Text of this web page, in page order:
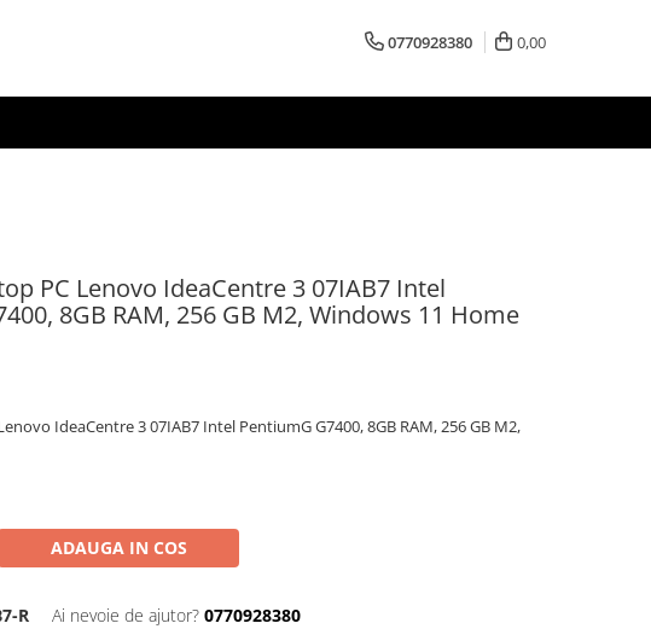
0770928380 0,00
PC Lenovo IdeaCentre 3 07IAB7 Intel
8GB RAM, 256 GB M2, Windows 11 Home
IdeaCentre 3 07IAB7 Intel PentiumG G7400, 8GB RAM, 256 GB M2,
ADAUGA IN COS
R Ai nevoie de ajutor? 0770928380